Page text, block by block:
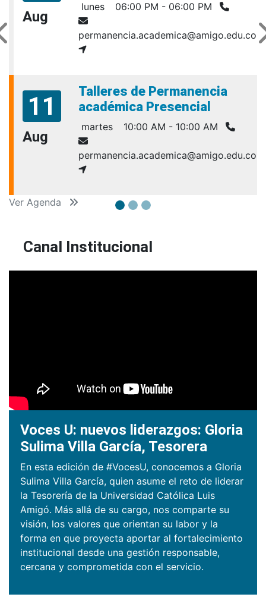
Aug
lunes 06:00 PM - 06:00 PM
permanencia.academica@amigo.edu.co
11
Aug
Talleres de Permanencia
académica Presencial
martes 10:00 AM - 10:00 AM
permanencia.academica@amigo.edu.co
Ver Agenda
Canal Institucional
Voces U: nuevos liderazgos: Gloria
Sulima Villa García, Tesorera
En esta edición de #VocesU, conocemos a Gloria
Sulima Villa García, quien asume el reto de liderar
la Tesorería de la Universidad Católica Luis
Amigó. Más allá de su cargo, nos comparte su
visión, los valores que orientan su labor y la
forma en que proyecta aportar al fortalecimiento
institucional desde una gestión responsable,
cercana y comprometida con el servicio.